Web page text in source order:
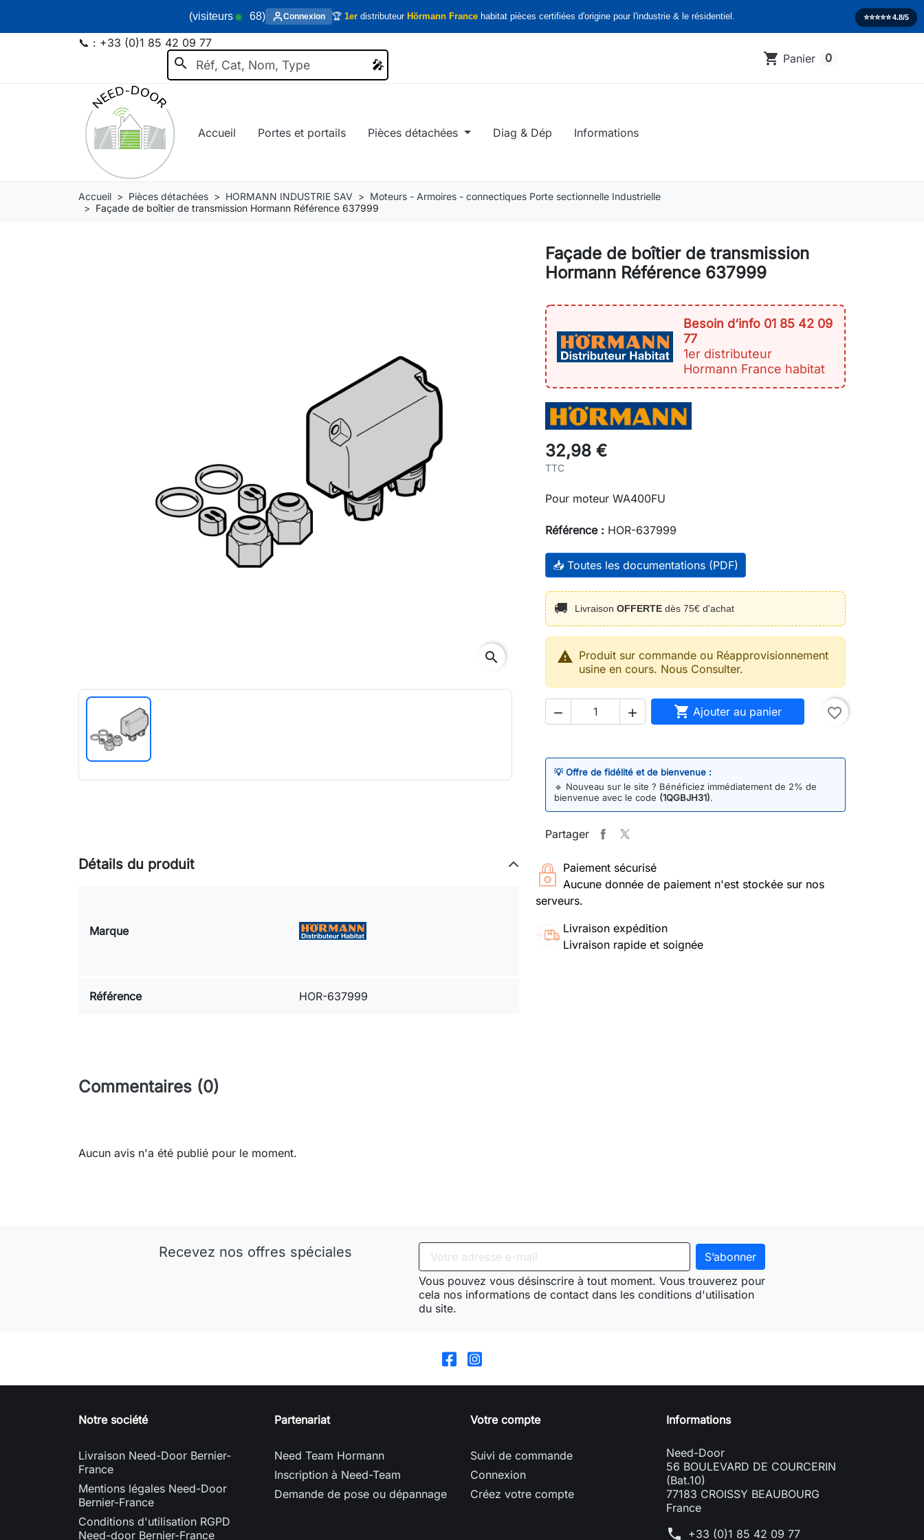
(visiteurs 68) Connexion 🏆 1er distributeur Hörmann France habitat pièces certifiées d'origine pour l'industrie & le résidentiel. ⭐️⭐️⭐️⭐️⭐️4.8/5
search 🎤
🎤
📞 : +33 (0)1 85 42 09 77
shopping_cart Panier 0
Accueil Portes et portails Pièces détachées Diag & Dép Informations
Accueil Pièces détachées HORMANN INDUSTRIE SAV
Moteurs - Armoires - connectiques Porte sectionnelle Industrielle
Façade de boîtier de transmission Hormann Référence 637999
search
Façade de boîtier de transmission
Hormann Référence 637999
Besoin d‘info 01 85 42 09
77
1er distributeur
Hormann France habitat
32,98 €
TTC
Pour moteur WA400FU
Référence : HOR-637999
📥 Toutes les documentations (PDF)
🚚 Livraison OFFERTE dès 75€ d'achat
 Produit sur commande ou Réapprovisionnement
usine en cours. Nous Consulter.
   Ajouter au panier favorite_border
💡 Offre de fidélité et de bienvenue :
🔹 Nouveau sur le site ? Bénéficiez immédiatement de 2% de
bienvenue avec le code (1QGBJH31).
Partager
Paiement sécurisé
Aucune donnée de paiement n'est stockée sur nos
serveurs.
Livraison expédition
Livraison rapide et soignée
Détails du produit
Marque
Référence HOR-637999
Commentaires (0)
Aucun avis n'a été publié pour le moment.
Recevez nos offres spéciales
Vous pouvez vous désinscrire à tout moment. Vous trouverez pour
cela nos informations de contact dans les conditions d'utilisation
du site.
Notre société
Livraison Need-Door Bernier-
France
Mentions légales Need-Door
Bernier-France
Conditions d'utilisation RGPD
Need-door Bernier-France
Partenariat
Need Team Hormann
Inscription à Need-Team
Demande de pose ou dépannage
Votre compte
Suivi de commande
Connexion
Créez votre compte
Informations
Need-Door
56 BOULEVARD DE COURCERIN
(Bat.10)
77183 CROISSY BEAUBOURG
France
phone +33 (0)1 85 42 09 77